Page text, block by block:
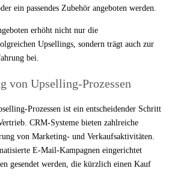
ein passendes Zubehör angeboten werden.
erhöht nicht nur die
Upsellings, sondern trägt auch zur
bei.
von Upselling-Prozessen
Prozessen ist ein entscheidender Schritt
CRM-Systeme bieten zahlreiche
von Marketing- und Verkaufsaktivitäten.
E-Mail-Kampagnen eingerichtet
gesendet werden, die kürzlich einen Kauf